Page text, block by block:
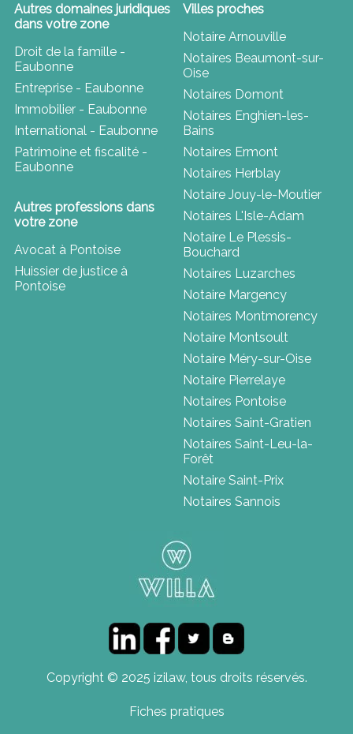
Autres domaines juridiques
dans votre zone
Droit de la famille -
Eaubonne
Entreprise - Eaubonne
Immobilier - Eaubonne
International - Eaubonne
Patrimoine et fiscalité -
Eaubonne
Autres professions dans
votre zone
Avocat à Pontoise
Huissier de justice à
Pontoise
Villes proches
Notaire Arnouville
Notaires Beaumont-sur-
Oise
Notaires Domont
Notaires Enghien-les-
Bains
Notaires Ermont
Notaires Herblay
Notaire Jouy-le-Moutier
Notaires L'Isle-Adam
Notaire Le Plessis-
Bouchard
Notaires Luzarches
Notaire Margency
Notaires Montmorency
Notaire Montsoult
Notaire Méry-sur-Oise
Notaire Pierrelaye
Notaires Pontoise
Notaires Saint-Gratien
Notaires Saint-Leu-la-
Forêt
Notaire Saint-Prix
Notaires Sannois
Copyright © 2025 izilaw, tous droits réservés.
Fiches pratiques